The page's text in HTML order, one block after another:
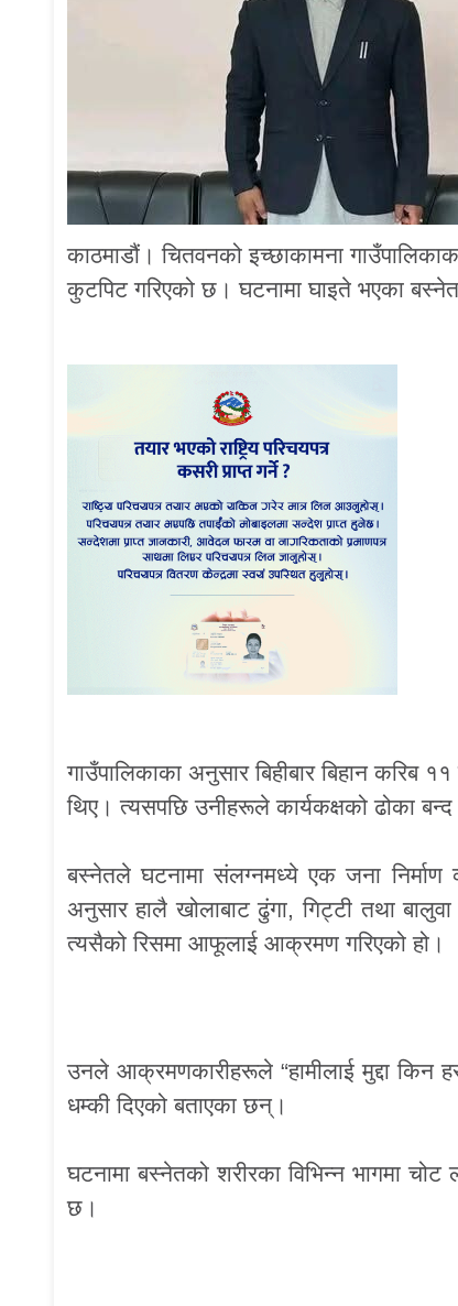
काठमाडौं। चितवनको इच्छाकामना
कुटपिट गरिएको छ। घटनामा घाइते भएका
गाउँपालिकाका अनुसार बिहीबार बिहान करिब
थिए। त्यसपछि उनीहरूले कार्यकक्षको ढोका
बस्नेतले घटनामा संलग्नमध्ये एक जना
अनुसार हालै खोलाबाट ढुंगा, गिट्टी तथा
त्यसैको रिसमा आफूलाई आक्रमण गरिएको हो।
उनले आक्रमणकारीहरूले “हामीलाई मुद्दा किन
धम्की दिएको बताएका छन्।
घटनामा बस्नेतको शरीरका विभिन्न भागमा
छ।